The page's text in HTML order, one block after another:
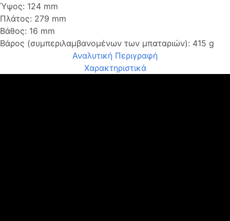
Ύψος: 124 mm
Πλάτος: 279 mm
Βάθος: 16 mm
Βάρος (συμπεριλαμβανομένων των μπαταριών): 415 g
Αναλυτική Περιγραφή
Χαρακτηριστικά